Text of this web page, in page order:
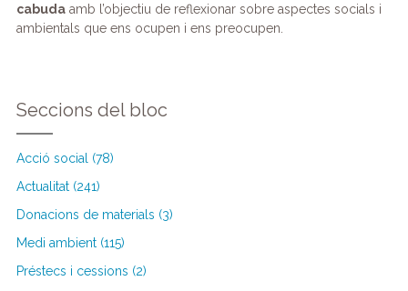
cabudaamb l’objectiu de reflexionar sobre aspectes socials i
ambientals que ens ocupen i ens preocupen.
Seccions del bloc
Acció social (78)
Actualitat (241)
Donacions de materials (3)
Medi ambient (115)
Préstecs i cessions (2)